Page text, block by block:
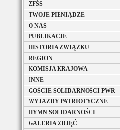
ZFŚS
TWOJE PIENIĄDZE
O NAS
PUBLIKACJE
HISTORIA ZWIĄZKU
REGION
KOMISJA KRAJOWA
INNE
GOŚCIE SOLIDARNOŚCI PWR
WYJAZDY PATRIOTYCZNE
HYMN SOLIDARNOŚCI
GALERIA ZDJĘĆ